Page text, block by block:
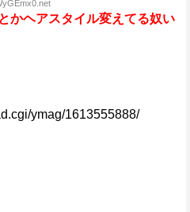
かヘアスタイル変えてる奴い
ymag/1613555888/